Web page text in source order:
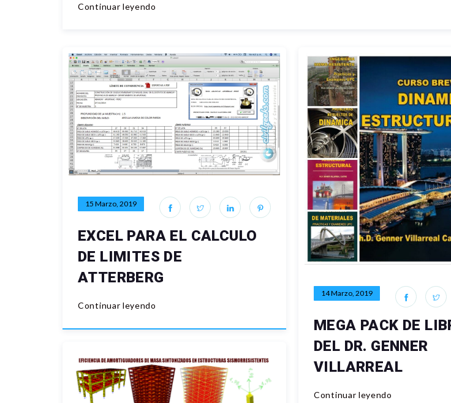
Continuar leyendo
15 Marzo, 2019
EXCEL PARA EL CALCULO
DE LIMITES DE
ATTERBERG
Continuar leyendo
14 Marzo, 2019
MEGA PACK DE
DEL DR. GENNER
VILLARREAL
Continuar leyendo